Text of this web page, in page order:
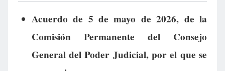
Acuerdo de 5 de mayo de 2026, de la
Comisión Permanente del Consejo
General del Poder Judicial, por el que se